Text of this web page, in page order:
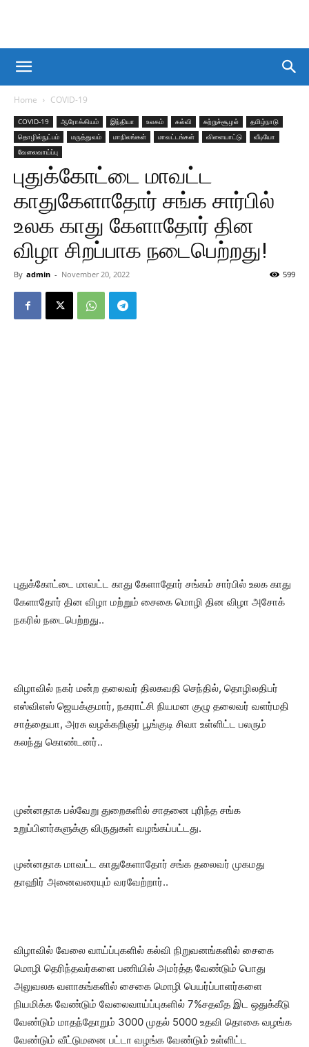
Home COVID-19
COVID-19 ஆரோக்கியம் இந்தியா உலகம் கல்வி சுற்றுச்சூழல்
தமிழ்நாடு
தொழில்நுட்பம்
மருத்துவம் மாநிலங்கள் மாவட்டங்கள் விளையாட்டு
வீடியோ
வேலைவாய்ப்பு
புதுக்கோட்டை மாவட்ட
காதுகேளாதோர் சங்க சார்பில்
உலக காது கேளாதோர் தின
விழா சிறப்பாக நடைபெற்றது!
By admin - November 20, 2022 599
புதுக்கோட்டை மாவட்ட காது கேளாதோர் சங்கம் சார்பில் உலக காது
கேளாதோர் தின விழா மற்றும் சைகை மொழி தின விழா அசோக்
நகரில் நடைபெற்றது..
விழாவில் நகர் மன்ற தலைவர் திலகவதி செந்தில், தொழிலதிபர்
எஸ்விஎஸ் ஜெயக்குமார், நகராட்சி நியமன குழு தலைவர் வளர்மதி
சாத்தையா, அரசு வழக்கறிஞர் பூங்குடி சிவா உள்ளிட்ட பலரும்
கலந்து கொண்டனர்..
முன்னதாக பல்வேறு துறைகளில் சாதனை புரிந்த சங்க
உறுப்பினர்களுக்கு விருதுகள் வழங்கப்பட்டது.
முன்னதாக மாவட்ட காதுகேளாதோர் சங்க தலைவர் முகமது
தாஹிர் அனைவரையும் வரவேற்றார்..
விழாவில் வேலை வாய்ப்புகளில் கல்வி நிறுவனங்களில் சைகை
மொழி தெரிந்தவர்களை பணியில் அமர்த்த வேண்டும் பொது
அலுவலக வளாகங்களில் சைகை மொழி பெயர்ப்பாளர்களை
நியமிக்க வேண்டும் வேலைவாய்ப்புகளில் 7%சதவீத இட ஒதுக்கீடு
வேண்டும் மாதந்தோறும் 3000 முதல் 5000 உதவி தொகை வழங்க
வேண்டும் வீட்டுமனை பட்டா வழங்க வேண்டும் உள்ளிட்ட